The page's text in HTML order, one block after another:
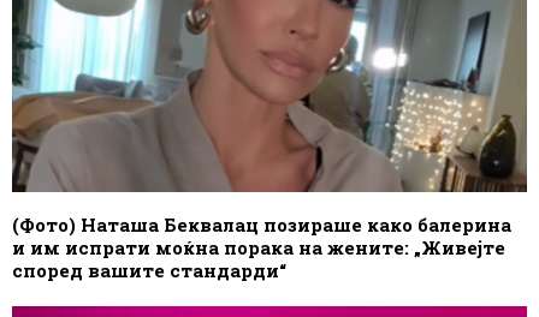
(Фото) Наташа Беквалац позираше како балерина
и им испрати моќна порака на жените: „Живејте
според вашите стандарди“